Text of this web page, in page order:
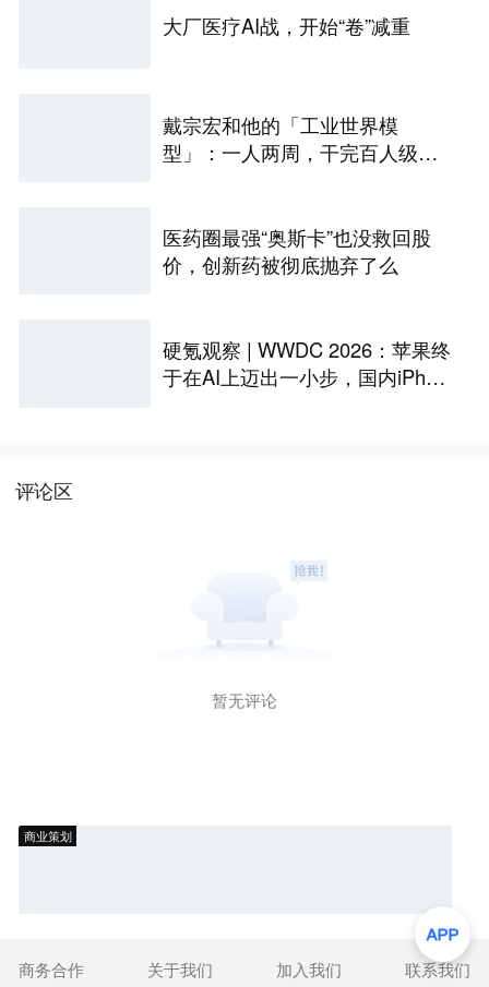
大厂医疗AI战，开始“卷”减重
戴宗宏和他的「工业世界模
型」：一人两周，干完百人级定
医药圈最强“奥斯卡”也没救回股
价，创新药被彻底抛弃了么
硬氪观察 | WWDC 2026：苹果终
于在AI上迈出一小步，国内iPhon
评论区
暂无评论
商业策划
商务合作 关于我们 加入我们 联系我们